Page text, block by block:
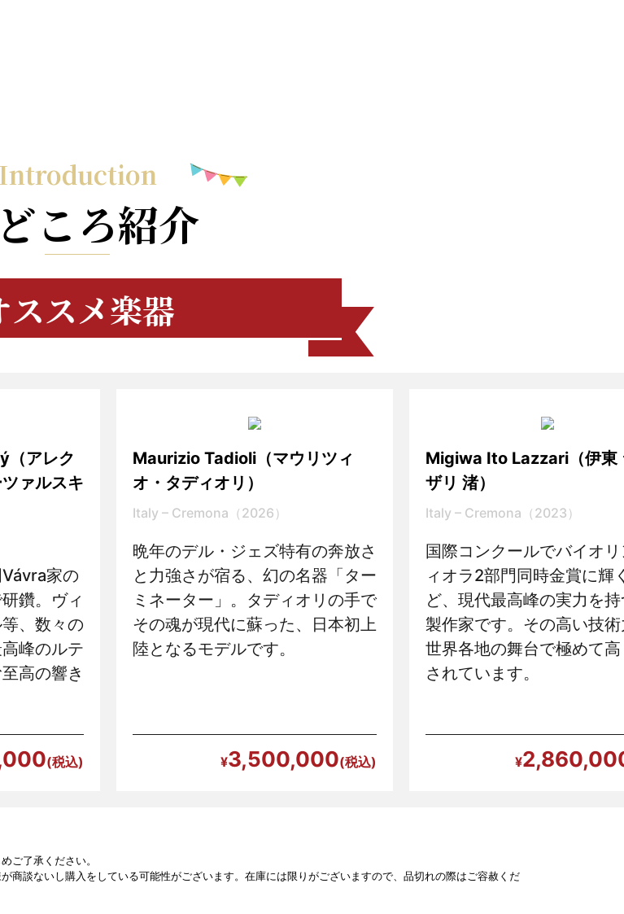
Introduction
ころ紹介
ススメ楽器
アレク
ァルスキ
家の
鑽。ヴィ
、数々の
峰のルテ
高の響き
Maurizio Tadioli（マウリツィ
オ・タディオリ）
Italy – Cremona（2026）
晩年のデル・ジェズ特有の奔放さ
と力強さが宿る、幻の名器「ター
ミネーター」。タディオリの手で
その魂が現代に蘇った、日本初上
陸となるモデルです。
3,500,000
Migiwa Ito Lazzari（伊東
ザリ 渚）
Italy – Cremona（2023）
国際コンクールでバイオ
ィオラ2部門同時金賞に輝
ど、現代最高峰の実力を
製作家です。その高い技
世界各地の舞台で極めて
されています。
ご了承ください。
商談ないし購入をしている可能性がございます。在庫には限りがございますので、品切れの際はご容赦くだ